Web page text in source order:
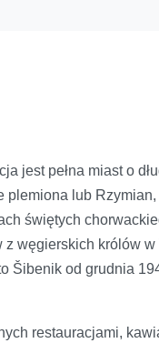
jest pełna miast o
plemiona lub
świętych
węgierskich królów
od grudnia
restauracjami,